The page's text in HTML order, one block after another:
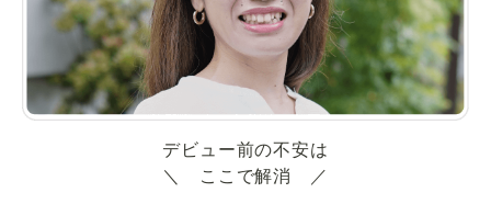
デビュー前の不安は
＼ ここで解消 ／